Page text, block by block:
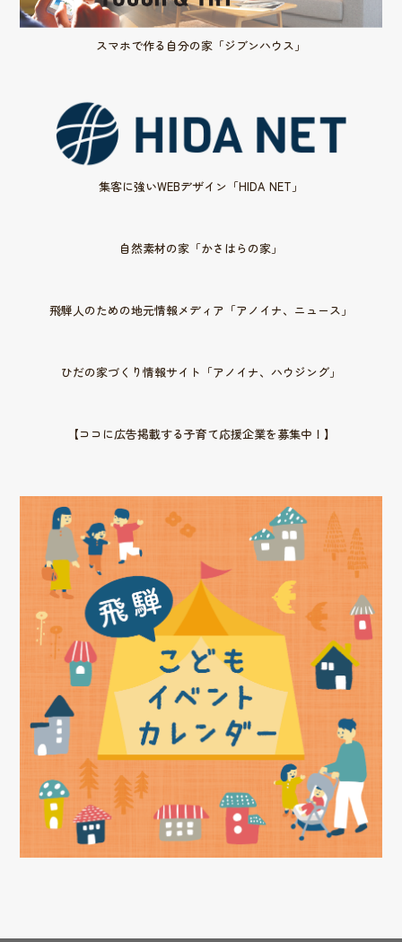
スマホで作る自分の家「ジブンハウス」
集客に強いWEBデザイン「HIDA NET」
自然素材の家「かさはらの家」
飛騨人のための地元情報メディア「アノイナ、ニュース」
ひだの家づくり情報サイト「アノイナ、ハウジング」
【ココに広告掲載する子育て応援企業を募集中！】